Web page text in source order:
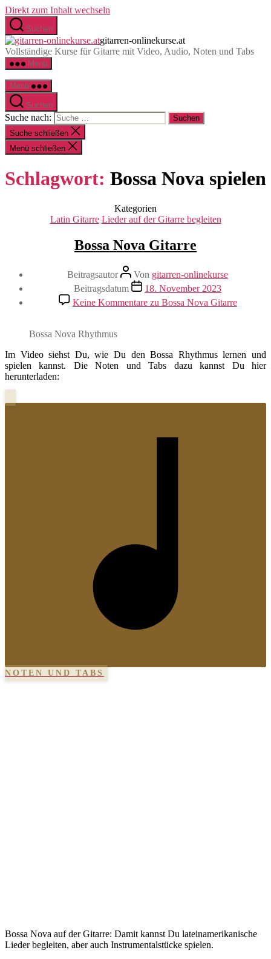
Direkt zum Inhalt wechseln
Suchen
gitarren-onlinekurse.at
Vollständige Kurse für Gitarre mit Video, Audio, Noten und Tabs
Menü
Menü
Suchen
Suche nach:
Suche schließen
Menü schließen
Schlagwort: Bossa Nova spielen
Kategorien
Latin Gitarre Lieder auf der Gitarre begleiten
Bossa Nova Gitarre
Beitragsautor Von gitarren-onlinekurse
Beitragsdatum
18. November 2023
Keine Kommentarezu Bossa Nova Gitarre
Bossa Nova Rhythmus
Im Video siehst Du, wie Du den Bossa Rhythmus lernen und
spielen kannst. Die Noten und Tabs dazu kannst Du hier
herunterladen:
NOTEN UND TABS
Bossa Nova auf der Gitarre: Damit kannst Du lateinamerikanische
Lieder begleiten, aber auch Instrumentalstücke spielen.